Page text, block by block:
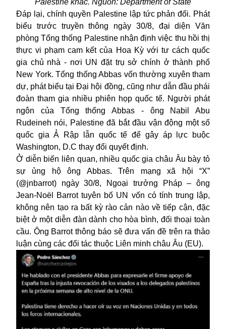
Đáp lại, chính quyền Palestine lập tức phản đối. Phát
biểu trước truyền thông ngày 30/8, đại diện Văn
phòng Tổng thống Palestine nhận định việc thu hồi thị
thực vi phạm cam kết của Hoa Kỳ với tư cách quốc
gia chủ nhà - nơi UN đặt trụ sở chính ở thành phố
New York. Tổng thống Abbas vốn thường xuyên tham
dự, phát biểu tại Đại hội đồng, cũng như dẫn đầu phái
đoàn tham gia nhiều phiên họp quốc tế. Người phát
ngôn của Tổng thống Abbas - ông Nabil Abu
Rudeineh nói, Palestine đã bắt đầu vận động một số
quốc gia Ả Rập lẫn quốc tế để gây áp lực buộc
Washington, D.C thay đổi quyết định.
Ở diễn biến liên quan, nhiều quốc gia châu Âu bày tỏ
sự ủng hộ ông Abbas. Trên mạng xã hội “X”
(@jnbarrot) ngày 30/8, Ngoại trưởng Pháp – ông
Jean-Noël Barrot tuyên bố UN vốn có tính trung lập,
không nên tạo ra bất kỳ rào cản nào về tiếp cận, đặc
biệt ở một diễn đàn dành cho hòa bình, đối thoại toàn
cầu. Ông Barrot thông báo sẽ đưa vấn đề trên ra thảo
luận cùng các đối tác thuộc Liên minh châu Âu (EU).